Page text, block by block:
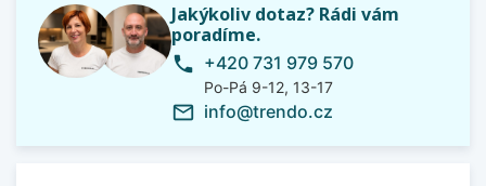
Jakýkoliv dotaz? Rádi vám
poradíme.
phone +420 731 979 570
Po-Pá 9-12, 13-17
mail_outline info@trendo.cz